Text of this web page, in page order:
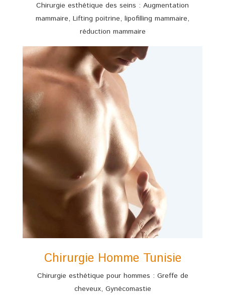
Chirurgie esthétique des seins : Augmentation
mammaire, Lifting poitrine, lipofilling mammaire,
réduction mammaire
Chirurgie Homme Tunisie
Chirurgie esthétique pour hommes : Greffe de
cheveux, Gynécomastie